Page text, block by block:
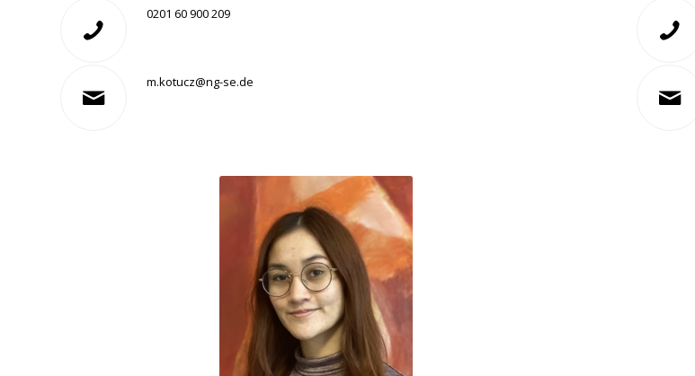
0201 60 900 209
m.kotucz@ng-se.de